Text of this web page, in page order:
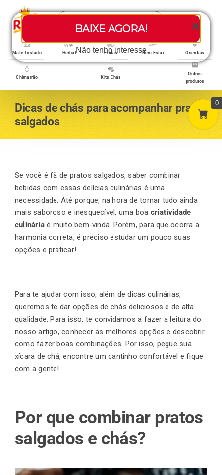
BAIXE AGORA!
Não tenho interesse
content
Search
Toggle
Loja/Produtos
Home
A empresa
Minha conta
Carrinho
Finalização de compra
Exportação
Blog
Mate Tostado Herbal Frutas Bem Estar Orientais
Chimarrão Kits Chás
Outros
produtos
Dicas de chás para acompanhar pratos
salgados
Se você é fã de pratos salgados, saber combinar
bebidas com essas delícias culinárias é uma
necessidade. Até porque, na hora de tornar tudo ainda
mais saboroso e inesquecível, uma boa criatividade
culinária é muito bem-vinda. Porém, para que ocorra a
harmonia correta, é preciso estudar um pouco suas
opções e praticar!
Para te ajudar com isso, além de dicas culinárias,
queremos te dar opções de chás deliciosos e de alta
qualidade. Para isso, te convidamos a fazer a leitura do
nosso artigo, conhecer as melhores opções e descobrir
como fazer boas combinações. Por isso, pegue sua
xícara de chá, encontre um cantinho confortável e fique
com a gente!
Por que combinar pratos
salgados e chás?
0